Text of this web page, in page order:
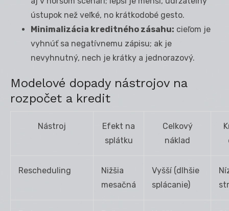
ústupok než veľké, no krátkodobé gesto.
Minimalizácia kreditného zásahu: cieľom je
vyhnúť sa negatívnemu zápisu; ak je
nevyhnutný, nech je krátky a jednorazový.
Modelové dopady nástrojov na
rozpočet a kredit
Nástroj
Efekt na
splátku
Celkový
náklad
Rescheduling
Nižšia
mesačná
Vyšší (dlhšie
splácanie)